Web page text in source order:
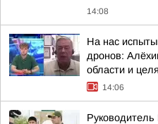
14:08
На нас
дронов:
области и
14:06
Руководитель